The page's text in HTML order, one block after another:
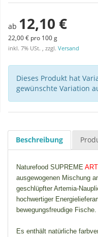
ab 12,10 €
22,00 € pro 100 g
inkl. 7% USt. , zzgl. Versand
Dieses Produkt hat
gewünschte Variation
Beschreibung
Naturefood SUPREME
ausgewogenen Mischung
geschlüpfter Artemia-
hochwertiger
bewegungsfreudige Fische.
Es enthält natürliche